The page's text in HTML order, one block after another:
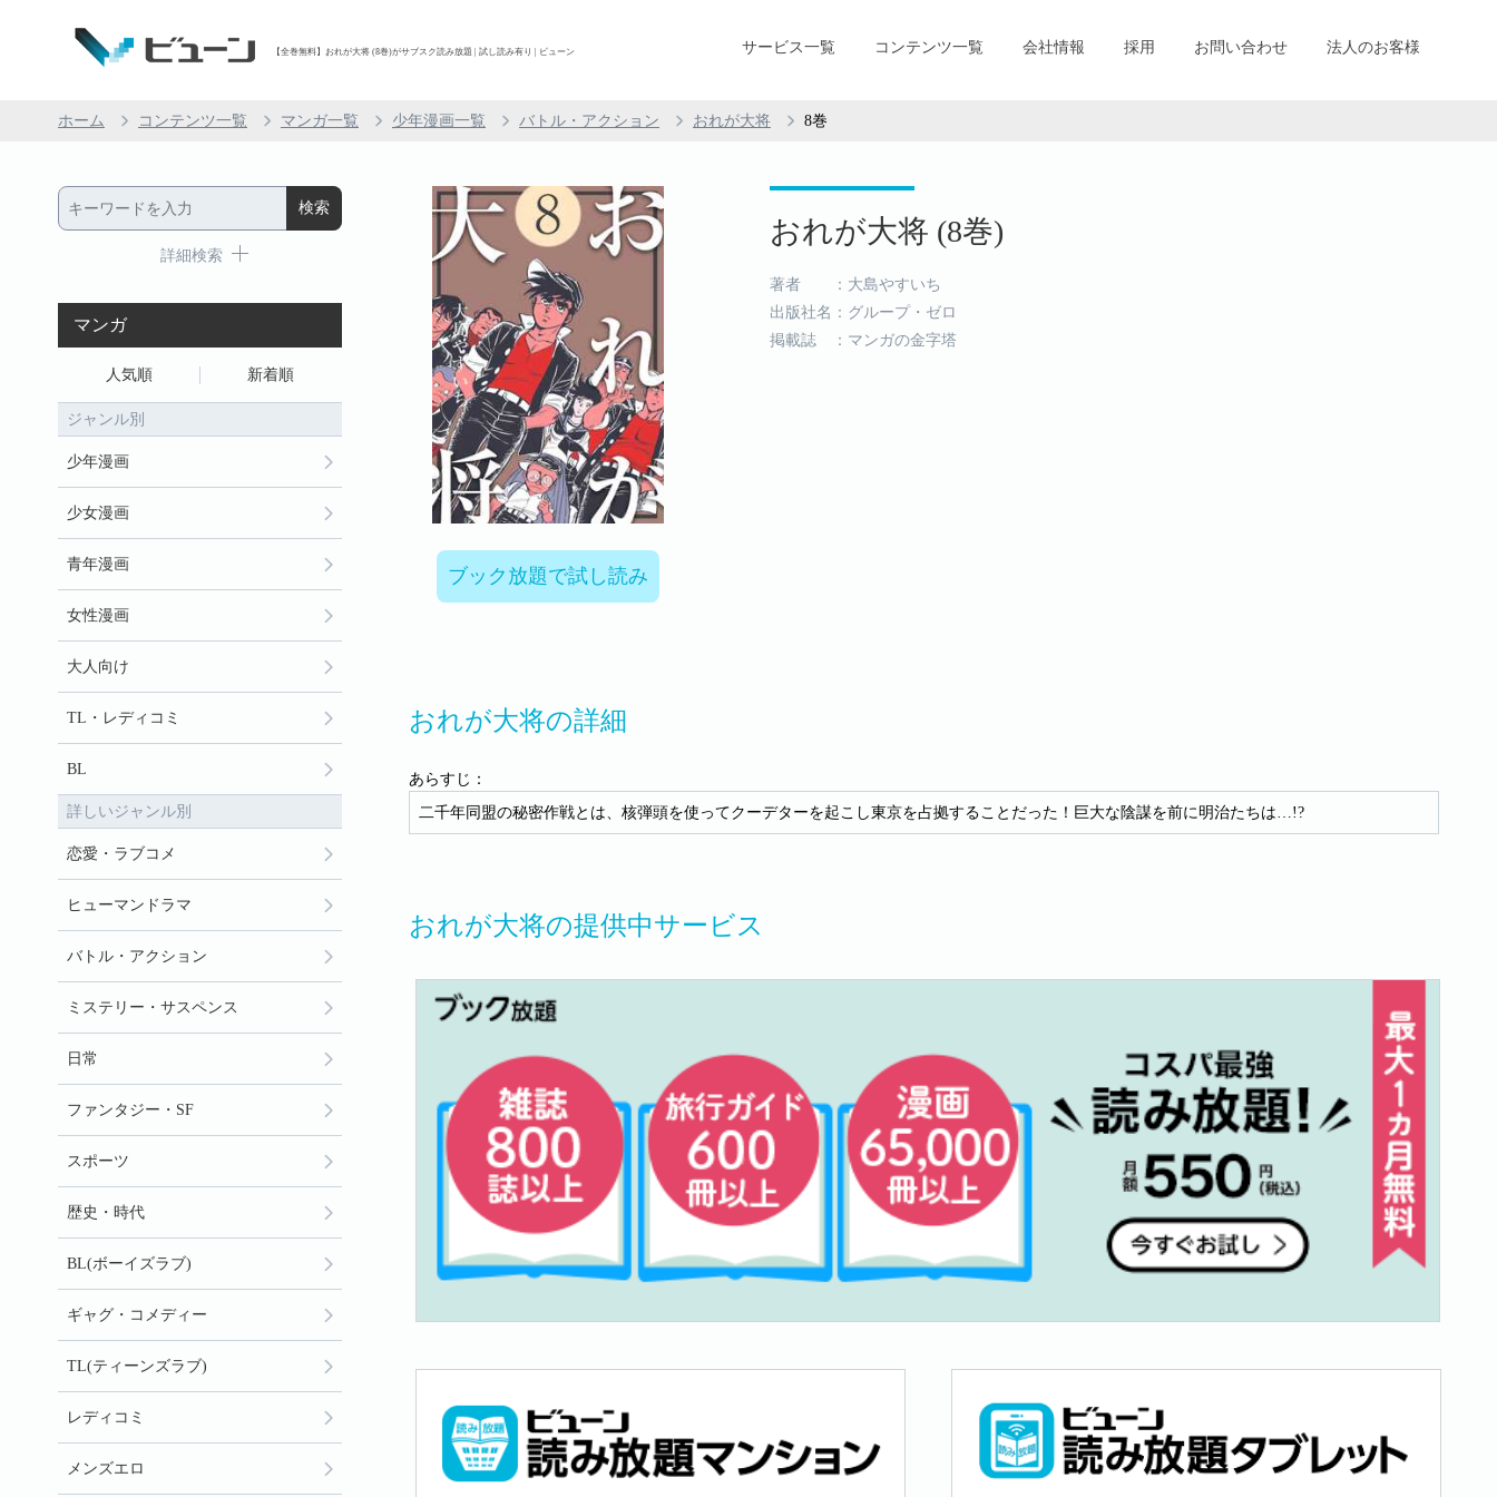
【全巻無料】おれが大将 (8巻)がサブスク読み放題 | 試し読み有り | ビューン サービス一覧 コンテンツ一覧 会社情報 採用 お問い合わせ 法人のお客様
ホーム コンテンツ一覧 マンガ一覧 少年漫画一覧 バトル・アクション おれが大将 8巻
ブック放題で試し読み
おれが大将 (8巻)
著者 ：大島やすいち
出版社名：グループ・ゼロ
掲載誌 ：マンガの金字塔
おれが大将の詳細
あらすじ：
二千年同盟の秘密作戦とは、核弾頭を使ってクーデターを起こし東京を占拠することだった！巨大な陰謀を前に明治たちは…!?
おれが大将の提供中サービス
詳細検索
マンガ
人気順 新着順
ジャンル別
少年漫画
少女漫画
青年漫画
女性漫画
大人向け
TL・レディコミ
BL
詳しいジャンル別
恋愛・ラブコメ
ヒューマンドラマ
バトル・アクション
ミステリー・サスペンス
日常
ファンタジー・SF
スポーツ
歴史・時代
BL(ボーイズラブ)
ギャグ・コメディー
TL(ティーンズラブ)
レディコミ
メンズエロ